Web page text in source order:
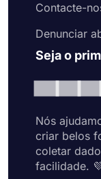
Contacte-
Denunciar
Seja o
Nós
criar belos
coletar
facilidade.